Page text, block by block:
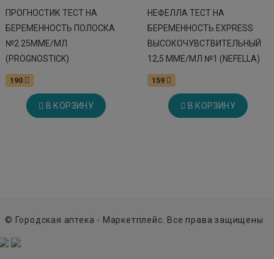
ПРОГНОСТИК ТЕСТ НА
БЕРЕМЕННОСТЬ ПОЛОСКА
№2 25ММЕ/МЛ
(PROGNOSTICK)
190
В КОРЗИНУ
НЕФЕЛЛА ТЕСТ НА
БЕРЕМЕННОСТЬ EXPRESS
ВЫСОКОЧУВСТВИТЕЛЬНЫЙ
12,5 ММЕ/МЛ №1 (NEFELLA)
159
В КОРЗИНУ
© Городская аптека - Маркетплейс. Все права защищены